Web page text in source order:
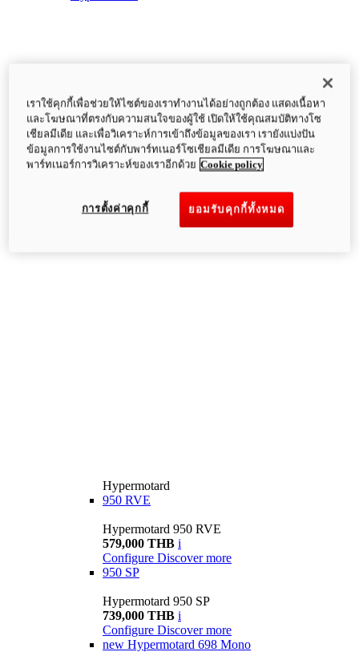
Hypermotard
950 RVE
Hypermotard 950 RVE
579,000 THB i
Configure Discover more
950 SP
Hypermotard 950 SP
739,000 THB i
Configure Discover more
new Hypermotard 698 Mono
เราใช้คุกกี้เพื่อช่วยให้ไซต์ของเราทำงานได้อย่างถูกต้อง แสดงเนื้อหา
และโฆษณาที่ตรงกับความสนใจของผู้ใช้ เปิดให้ใช้คุณสมบัติทางโซ
เชียลมีเดีย และเพื่อวิเคราะห์การเข้าถึงข้อมูลของเรา เรายังแบ่งปัน
ข้อมูลการใช้งานไซต์กับพาร์ทเนอร์โซเชียลมีเดีย การโฆษณาและ
พาร์ทเนอร์การวิเคราะห์ของเราอีกด้วย Cookie policy
ยอมรับคุกกี้ทั้งหมด
การตั้งค่าคุกกี้